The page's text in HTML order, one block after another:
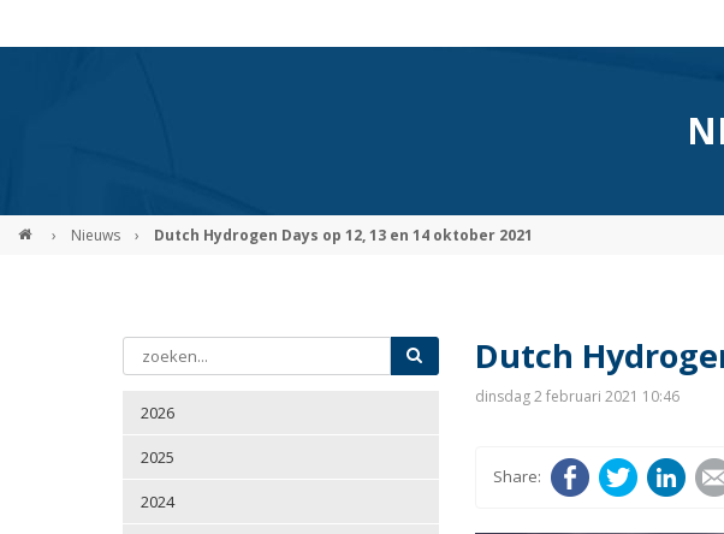
› Nieuws › Dutch Hydrogen Days op 12, 13 en 14 oktober 2021
2026
2025
2024
Dutch
dinsdag 2 februari 2021 10:46
FacebookTwitter